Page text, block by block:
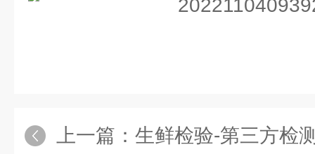
上一篇： 生鲜检验-第三方检